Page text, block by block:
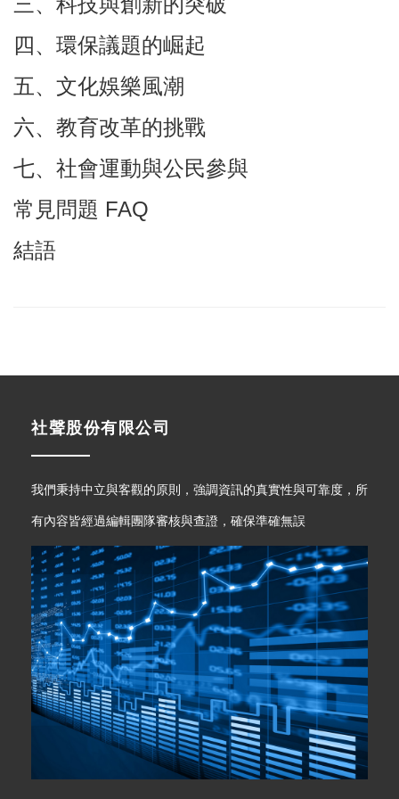
四、環保議題的崛起
五、文化娛樂風潮
六、教育改革的挑戰
七、社會運動與公民參與
常見問題 FAQ
結語
社聲股份有限公司
我們秉持中立與客觀的原則，強調資訊的真實性與可靠度，所
有內容皆經過編輯團隊審核與查證，確保準確無誤